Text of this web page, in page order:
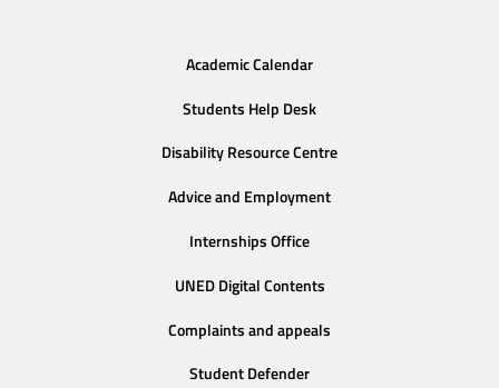
Academic Calendar
Students Help Desk
Disability Resource Centre
Advice and Employment
Internships Office
UNED Digital Contents
Complaints and appeals
Student Defender